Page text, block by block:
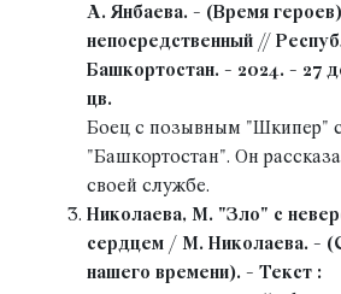
А. Янбаева. - (Время
непосредственный //
Башкортостан. - 2024. - 27
цв.
Боец с позывным "Шкипер"
"Башкортостан". Он
своей службе.
Николаева, М. "Зло" с
сердцем / М. Николаева. -
нашего времени). - Текст :